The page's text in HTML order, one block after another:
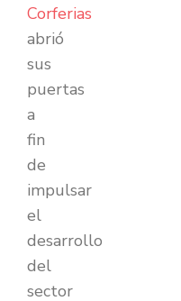
Corferias
abrió
sus
puertas
a
fin
de
impulsar
el
desarrollo
del
sector